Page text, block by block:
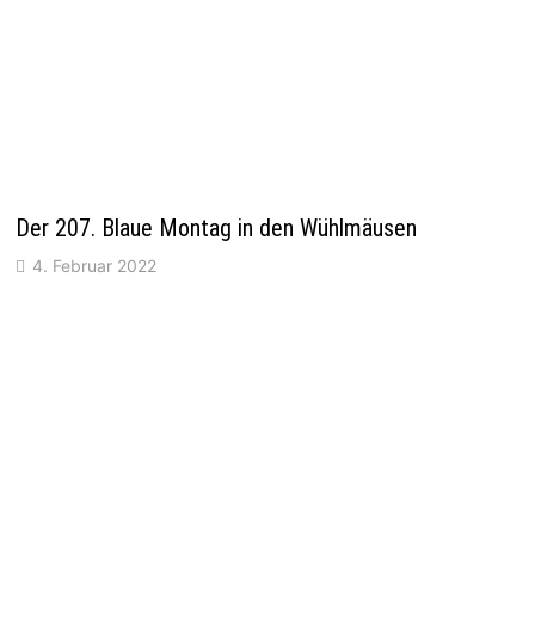
Der 207. Blaue Montag in den Wühlmäusen
4. Februar 2022